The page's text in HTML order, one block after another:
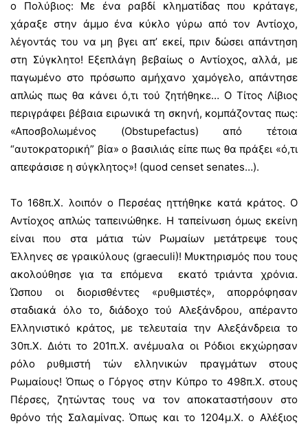
ο Πολύβιος: Με ένα ραβδί κληματίδας που κράταγε,
χάραξε στην άμμο ένα κύκλο γύρω από τον Αντίοχο,
λέγοντάς του να μη βγει απ’ εκεί, πριν δώσει απάντηση
στη Σύγκλητο! Εξεπλάγη βεβαίως ο Αντίοχος, αλλά, με
παγωμένο στο πρόσωπο αμήχανο χαμόγελο, απάντησε
απλώς πως θα κάνει ό,τι τού ζητήθηκε… Ο Τίτος Λίβιος
περιγράφει βέβαια ειρωνικά τη σκηνή, κομπάζοντας πως:
«Αποσβολωμένος (Obstupefactus) από τέτοια
“αυτοκρατορική” βία» ο βασιλιάς είπε πως θα πράξει «ό,τι
απεφάσισε η σύγκλητος»! (quod censet senates…).
Το 168π.Χ. λοιπόν ο Περσέας ηττήθηκε κατά κράτος. Ο
Αντίοχος απλώς ταπεινώθηκε. Η ταπείνωση όμως εκείνη
είναι που στα μάτια τών Ρωμαίων μετάτρεψε τους
Έλληνες σε γραικύλους (graeculi)! Μυκτηρισμός που τους
ακολούθησε για τα επόμενα εκατό τριάντα χρόνια.
Ώσπου οι διορισθέντες «ρυθμιστές», απορρόφησαν
σταδιακά όλο το, διάδοχο τού Αλεξάνδρου, απέραντο
Ελληνιστικό κράτος, με τελευταία την Αλεξάνδρεια το
30π.Χ. Διότι το 201π.Χ. ανέμυαλα οι Ρόδιοι εκχώρησαν
ρόλο ρυθμιστή τών ελληνικών πραγμάτων στους
Ρωμαίους! Όπως ο Γόργος στην Κύπρο το 498π.Χ. στους
Πέρσες, ζητώντας τους να τον αποκαταστήσουν στο
θρόνο τής Σαλαμίνας. Όπως και το 1204μ.Χ. ο Αλέξιος